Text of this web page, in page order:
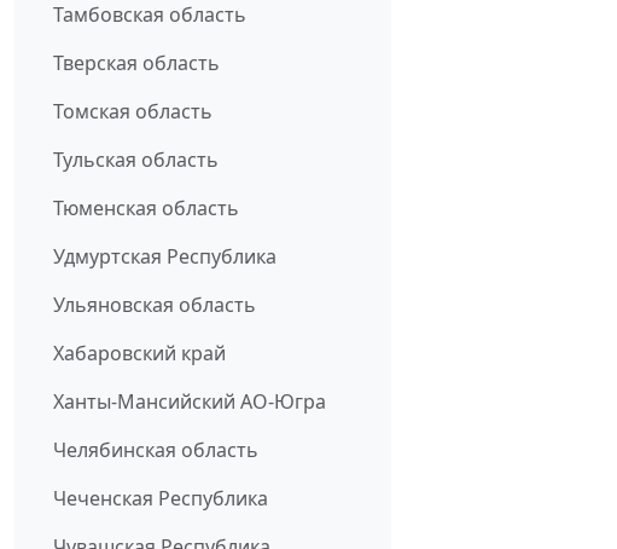
Тамбовская область
Тверская область
Томская область
Тульская область
Тюменская область
Удмуртская Республика
Ульяновская область
Хабаровский край
Ханты-Мансийский АО-Югра
Челябинская область
Чеченская Республика